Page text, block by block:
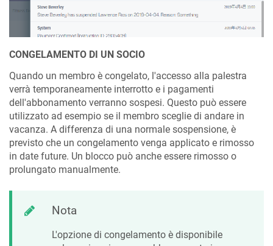
CONGELAMENTO DI UN SOCIO
Quando un membro è congelato, l'accesso alla palestra
verrà temporaneamente interrotto e i pagamenti
dell'abbonamento verranno sospesi. Questo può essere
utilizzato ad esempio se il membro sceglie di andare in
vacanza. A differenza di una normale sospensione, è
previsto che un congelamento venga applicato e rimosso
in date future. Un blocco può anche essere rimosso o
prolungato manualmente.
Nota
L'opzione di congelamento è disponibile